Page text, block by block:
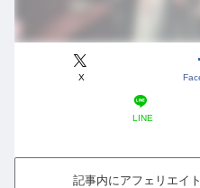
X
LINE
記事内にアフェリエイ